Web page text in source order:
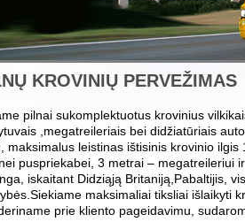
KROVINIŲ PERVEŽIMAS
pilnai sukomplektuotus krovinius
,megatreileriais bei didžiatūriais
maksimalus leistinas ištisinis krovinio
puspriekabei, 3 metrai – megatreileriui
iskaitant Didziąją Britaniją,Pabaltijis,
maksimaliai tiksliai išlaikyti
prie kliento pageidavimu,